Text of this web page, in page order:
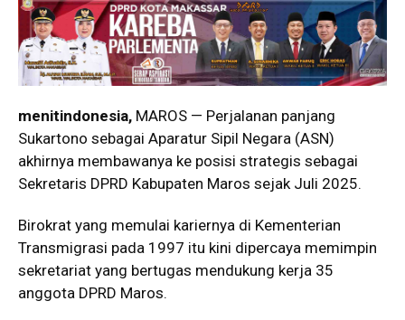
menitindonesia, MAROS — Perjalanan panjang
Sukartono sebagai Aparatur Sipil Negara (ASN)
akhirnya membawanya ke posisi strategis sebagai
Sekretaris DPRD Kabupaten Maros sejak Juli 2025.
Birokrat yang memulai kariernya di Kementerian
Transmigrasi pada 1997 itu kini dipercaya memimpin
sekretariat yang bertugas mendukung kerja 35
anggota DPRD Maros.